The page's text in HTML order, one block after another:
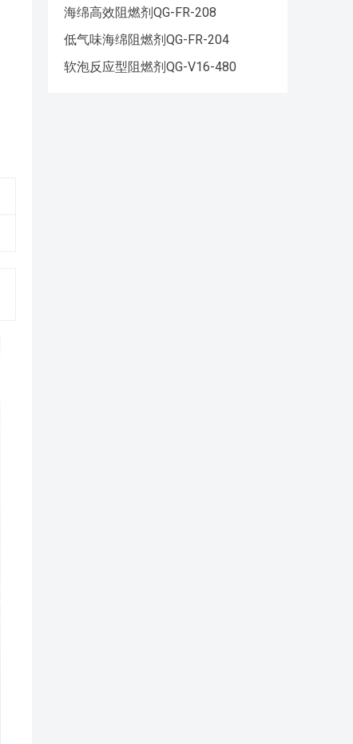
海绵高效阻燃剂QG-FR-208
低气味海绵阻燃剂QG-FR-204
软泡反应型阻燃剂QG-V16-480